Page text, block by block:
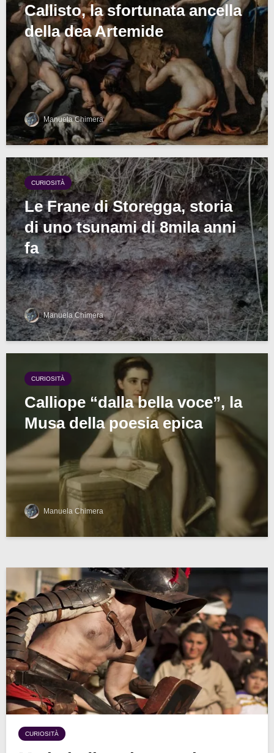
Callisto, la sfortunata ancella
della dea Artemide
Manuela Chimera
CURIOSITÀ
Le Frane di Storegga, storia
di uno tsunami di 8mila anni
fa
Manuela Chimera
CURIOSITÀ
Calliope “dalla bella voce”, la
Musa della poesia epica
Manuela Chimera
CURIOSITÀ